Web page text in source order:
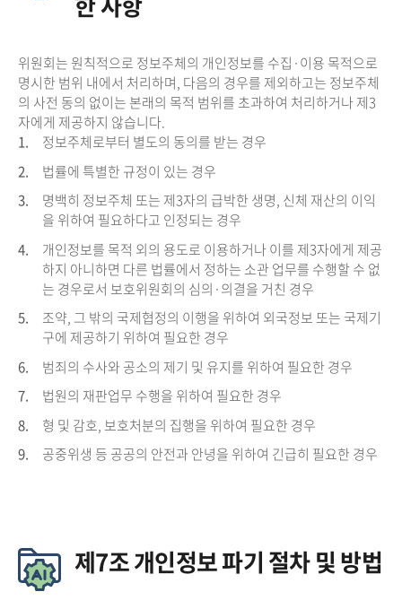
위원회는 원칙적으로 정보주체의 개인정보를 수집·이용 목적으로
명시한 범위 내에서 처리하며, 다음의 경우를 제외하고는 정보주체
의 사전 동의 없이는 본래의 목적 범위를 초과하여 처리하거나 제3
자에게 제공하지 않습니다.
1.
정보주체로부터 별도의 동의를 받는 경우
2.
법률에 특별한 규정이 있는 경우
3.
명백히 정보주체 또는 제3자의 급박한 생명, 신체 재산의 이익
을 위하여 필요하다고 인정되는 경우
4.
개인정보를 목적 외의 용도로 이용하거나 이를 제3자에게 제공
하지 아니하면 다른 법률에서 정하는 소관 업무를 수행할 수 없
는 경우로서 보호위원회의 심의·의결을 거친 경우
5.
조약, 그 밖의 국제협정의 이행을 위하여 외국정보 또는 국제기
구에 제공하기 위하여 필요한 경우
6.
범죄의 수사와 공소의 제기 및 유지를 위하여 필요한 경우
7.
법원의 재판업무 수행을 위하여 필요한 경우
8.
형 및 감호, 보호처분의 집행을 위하여 필요한 경우
9.
공중위생 등 공공의 안전과 안녕을 위하여 긴급히 필요한 경우
제7조 개인정보 파기 절차 및 방법